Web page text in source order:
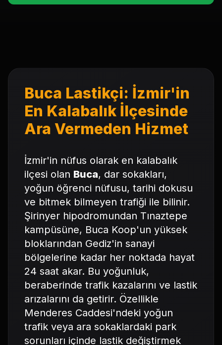
Buca Lastikçi: İzmir'in
En Kalabalık İlçesinde
Ara Vermeden Hizmet
İzmir'in nüfus olarak en kalabalık
ilçesi olan Buca, dar sokakları,
yoğun öğrenci nüfusu, tarihi dokusu
ve bitmek bilmeyen trafiği ile bilinir.
Şirinyer hipodromundan Tınaztepe
kampüsüne, Buca Koop'un yüksek
bloklarından Gediz'in sanayi
bölgelerine kadar her noktada hayat
24 saat akar. Bu yoğunluk,
beraberinde trafik kazalarını ve lastik
arızalarını da getirir. Özellikle
Menderes Caddesi'ndeki yoğun
trafik veya ara sokaklardaki park
sorunları içinde lastik değiştirmek